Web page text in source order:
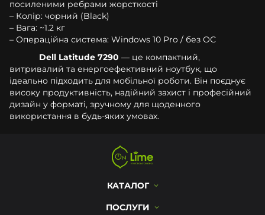
посиленими ребрами жорсткості
– Колір: чорний (Black)
– Вага: ~1.2 кг
– Операційна система: Windows 10 Pro / без ОС
Dell Latitude 7290 — це компактний,
витривалий та енергоефективний ноутбук, що
ідеально підходить для мобільної роботи. Він поєднує
високу продуктивність, надійний захист і професійний
дизайн у форматі, зручному для щоденного
використання в будь-яких умовах.
КАТАЛОГ
ПОСЛУГИ